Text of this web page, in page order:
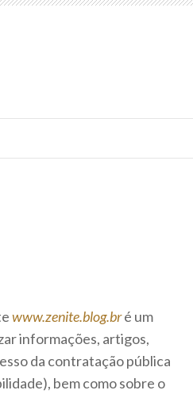
www.zenite.blog.bré um
informações, artigos,
da contratação pública
bem como sobre o